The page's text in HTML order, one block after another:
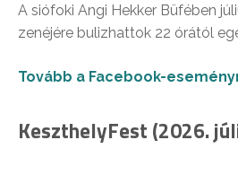
A siófoki Angi Hekker Büfében
zenéjére bulizhattok 22 órától
Tovább a Facebook-
KeszthelyFest (2026.